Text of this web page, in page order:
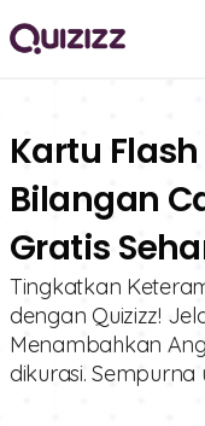
Kartu
Bilangan
Gratis
Tingkatkan
dengan Quizizz!
Menambahkan
dikurasi.